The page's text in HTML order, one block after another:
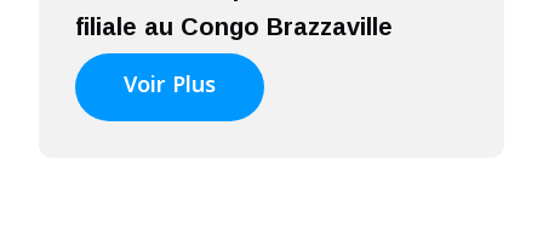
filiale au Congo Brazzaville
Voir Plus